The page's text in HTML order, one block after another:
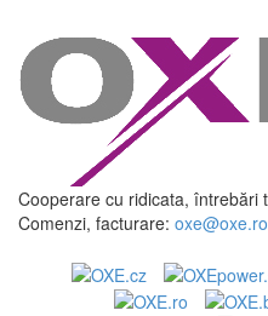
Cooperare cu ridicata, întrebări
Comenzi, facturare: oxe@oxe.ro